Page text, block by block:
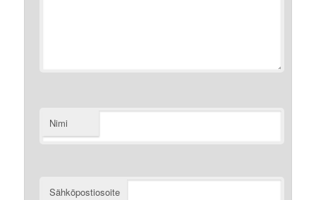
Nimi
Sähköpostiosoite